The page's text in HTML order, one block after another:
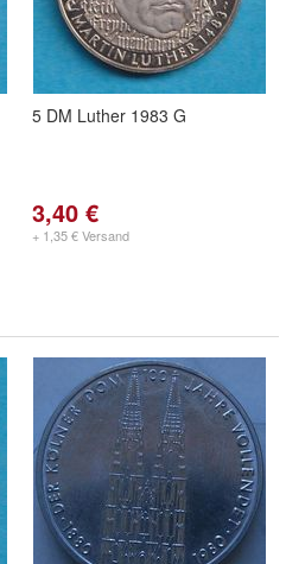
5 DM Luther 1983 G
3,40 €
+ 1,35 € Versand